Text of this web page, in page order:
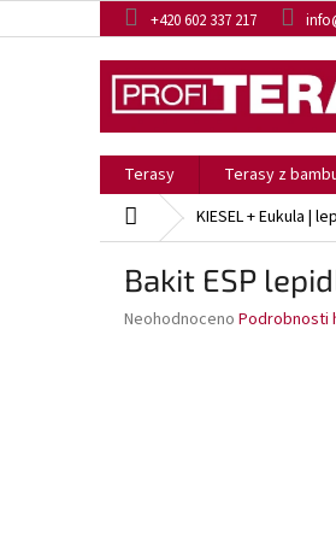
na
+420 602 337 217
Terasy Terasy z
Domů KIESEL + Eukula |
Bakit ESP
Průměrné
Neohodnoceno Podrobnosti